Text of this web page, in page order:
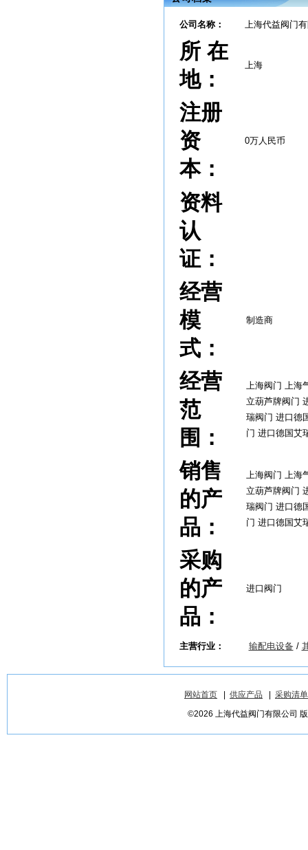
公司名称： 上海代益阀门
所 在
地：
上海
注册
资
本：
0万人民币
资料
认
证：
经营
模
式：
制造商
经营
范
围：
上海阀门 上海
立葫芦牌阀门
瑞阀门 进口德
门 进口德国艾
销售
的产
品：
上海阀门 上海
立葫芦牌阀门
瑞阀门 进口德
门 进口德国艾
采购
的产
品：
进口阀门
主营行业： 输配电设备 /
网站首页 供应产品
采购清单
©2026 上海代益阀门有限公司